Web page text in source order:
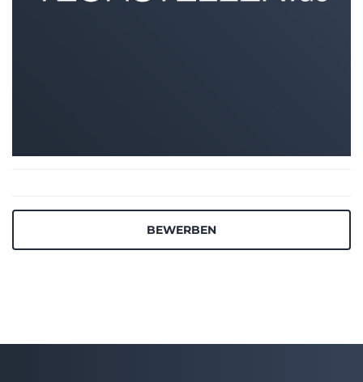
BEWERBEN